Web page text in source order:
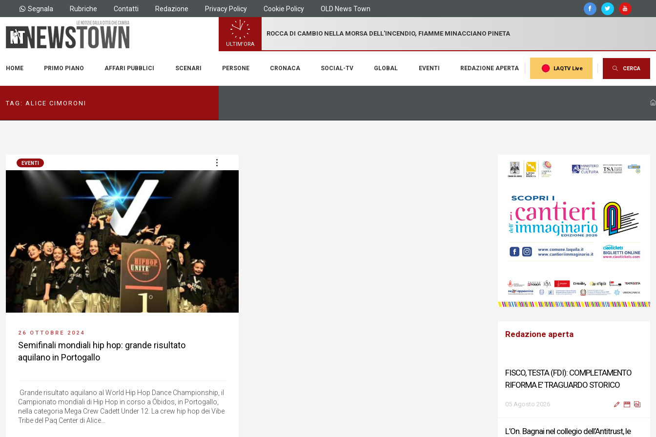
Segnala Rubriche Contatti Redazione Privacy Policy Cookie Policy OLD News Town
ULTIM'ORA
ROCCA DI CAMBIO NELLA MORSA DELL'INCENDIO, FIAMME MINACCIANO PINETA
HOME PRIMO PIANO AFFARI PUBBLICI SCENARI PERSONE CRONACA SOCIAL-TV GLOBAL EVENTI REDAZIONE APERTA LAQTV Live CERCA
TAG: ALICE CIMORONI
EVENTI
26 OTTOBRE 2024
Semifinali mondiali hip hop: grande risultato
aquilano in Portogallo
Grande risultato aquilano al World Hip Hop Dance Championship, il
Campionato mondiali di Hip Hop in corso a Óbidos, in Portogallo,
nella categoria Mega Crew Cadett Under 12. La crew hip hop dei Vibe
Tribe del Paq Center di Alice...
Redazione aperta
FISCO, TESTA (FDI): COMPLETAMENTO
RIFORMA E’ TRAGUARDO STORICO
05 Agosto 2026
L’On. Bagnai nel collegio dell’Antitrust, le